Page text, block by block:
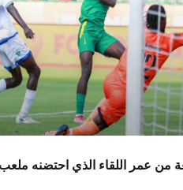
من عمر اللقاء الذي احتضنه ملعب